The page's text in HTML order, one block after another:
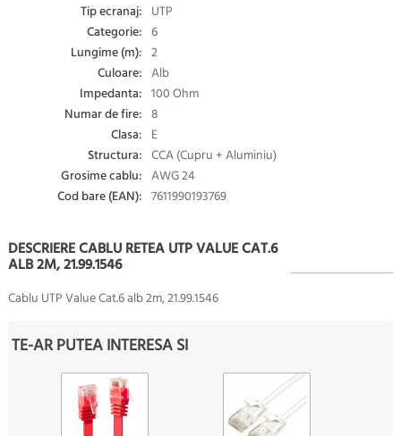
Tip ecranaj: UTP
Categorie: 6
Lungime (m): 2
Culoare: Alb
Impedanta: 100 Ohm
Numar de fire: 8
Clasa: E
Structura: CCA (Cupru + Aluminiu)
Grosime cablu: AWG 24
Cod bare (EAN): 7611990193769
DESCRIERE CABLU RETEA UTP VALUE CAT.6
ALB 2M, 21.99.1546
Cablu UTP Value Cat.6 alb 2m, 21.99.1546
TE-AR PUTEA INTERESA SI